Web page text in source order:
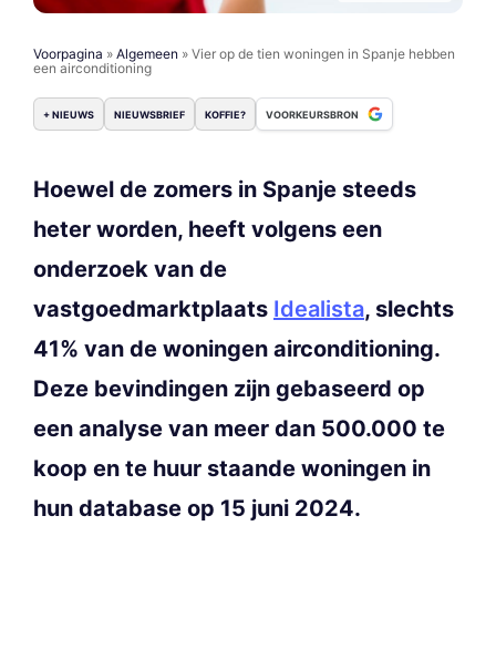
Voorpagina » Algemeen » Vier op de tien woningen in Spanje hebben
een airconditioning
+ NIEUWS NIEUWSBRIEF KOFFIE? VOORKEURSBRON
Hoewel de zomers in Spanje steeds
heter worden, heeft volgens een
onderzoek van de
vastgoedmarktplaats Idealista, slechts
41% van de woningen airconditioning.
Deze bevindingen zijn gebaseerd op
een analyse van meer dan 500.000 te
koop en te huur staande woningen in
hun database op 15 juni 2024.